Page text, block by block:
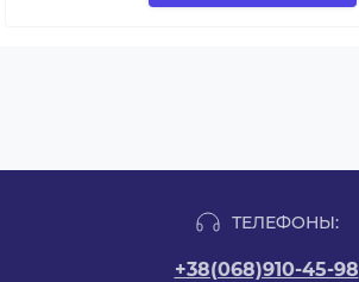
ТЕЛЕФОНЫ:
+38(068)910-45-98